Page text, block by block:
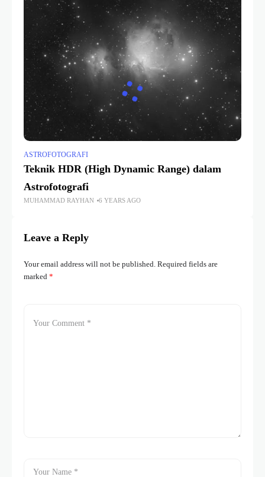
ASTROFOTOGRAFI
Teknik HDR (High Dynamic Range) dalam
Astrofotografi
MUHAMMAD RAYHAN 6 YEARS AGO
Leave a Reply
Your email address will not be published. Required fields are
marked *